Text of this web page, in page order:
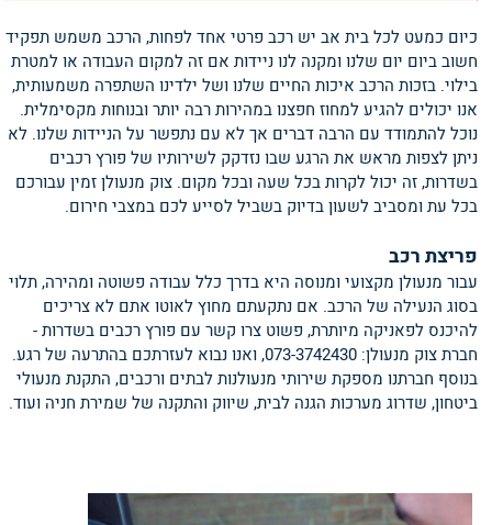
כיום כמעט לכל בית אב יש רכב פרטי אחד לפחות, הרכב משמש תפקיד
חשוב ביום יום שלנו ומקנה לנו ניידות אם זה למקום העבודה או למטרת
בילוי. בזכות הרכב איכות החיים שלנו ושל ילדינו השתפרה משמעותית,
אנו יכולים להגיע למחוז חפצנו במהירות רבה יותר ובנוחות מקסימלית.
נוכל להתמודד עם הרבה דברים אך לא עם נתפשר על הניידות שלנו. לא
ניתן לצפות מראש את הרגע שבו נזדקק לשירותיו של פורץ רכבים
בשדרות, זה יכול לקרות בכל שעה ובכל מקום. צוק מנעולן זמין עבורכם
בכל עת ומסביב לשעון בדיוק בשביל לסייע לכם במצבי חירום.
פריצת רכב
עבור מנעולן מקצועי ומנוסה היא בדרך כלל עבודה פשוטה ומהירה, תלוי
בסוג הנעילה של הרכב. אם נתקעתם מחוץ לאוטו אתם לא צריכים
להיכנס לפאניקה מיותרת, פשוט צרו קשר עם פורץ רכבים בשדרות -
חברת צוק מנעולן: 073-3742430, ואנו נבוא לעזרתכם בהתרעה של רגע.
בנוסף חברתנו מספקת שירותי מנעולנות לבתים ורכבים, התקנת מנעולי
ביטחון, שדרוג מערכות הגנה לבית, שיווק והתקנה של שמירת חניה ועוד.